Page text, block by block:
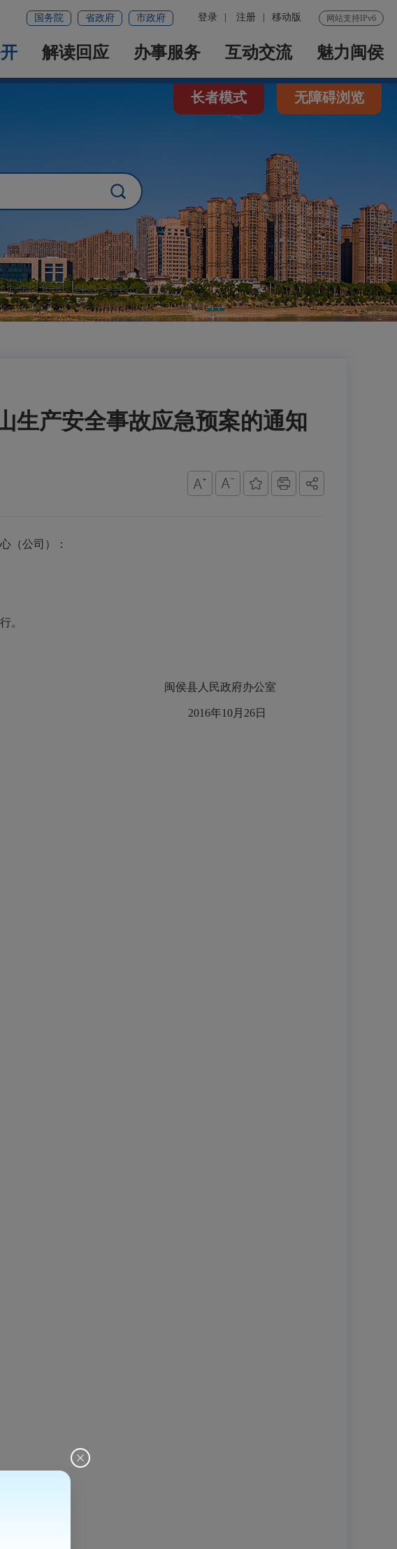
网站支持IPv6
登录 注册 移动版
国务院 省政府 市政府
解读回应 办事服务 互动交流 魅力闽侯
长者模式 无障碍浏览
生产安全事故应急预案的通知
（公司） ：
。
闽侯县人民政府办公室
2016年10月26日